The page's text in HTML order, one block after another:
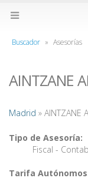
Buscador » Asesorías
AINTZANE
Madrid » AINTZANE
Tipo de Asesoría:
Fiscal -
Tarifa